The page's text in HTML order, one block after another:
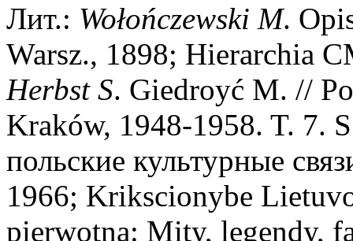
Лит.: Wołończewski M.
Warsz., 1898; Hierarchia
Herbst S. Giedroyć M. //
Kraków, 1948-1958. T. 7.
польские культурные
1966; Krikscionybe
pierwotna: Mity, legendy,